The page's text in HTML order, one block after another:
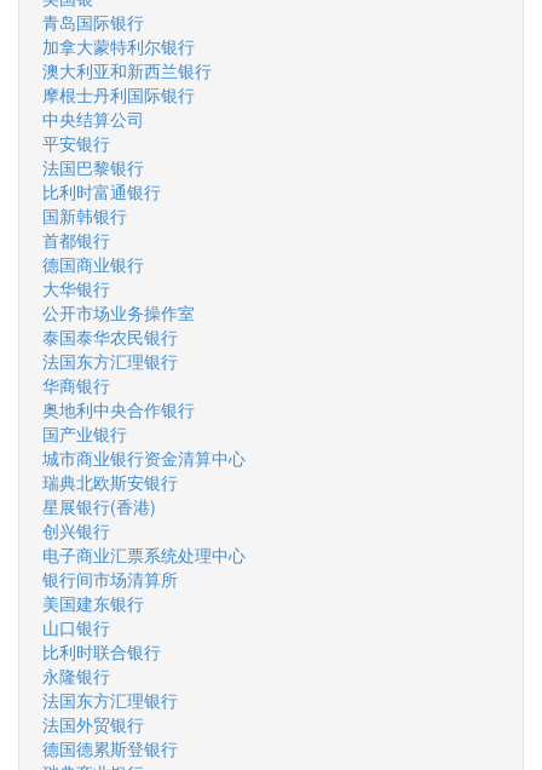
青岛国际银行
加拿大蒙特利尔银行
澳大利亚和新西兰银行
摩根士丹利国际银行
中央结算公司
平安银行
法国巴黎银行
比利时富通银行
国新韩银行
首都银行
德国商业银行
大华银行
公开市场业务操作室
泰国泰华农民银行
法国东方汇理银行
华商银行
奥地利中央合作银行
国产业银行
城市商业银行资金清算中心
瑞典北欧斯安银行
星展银行(香港)
创兴银行
电子商业汇票系统处理中心
银行间市场清算所
美国建东银行
山口银行
比利时联合银行
永隆银行
法国东方汇理银行
法国外贸银行
德国德累斯登银行